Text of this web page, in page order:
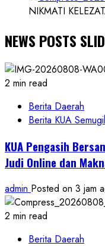
NIKMATI
NEWS POSTS
2 min read
Berita Daerah
Berita KUA
KUA Pengasih
Judi Online dan
admin Posted on 3 jam
2 min read
Berita Daerah